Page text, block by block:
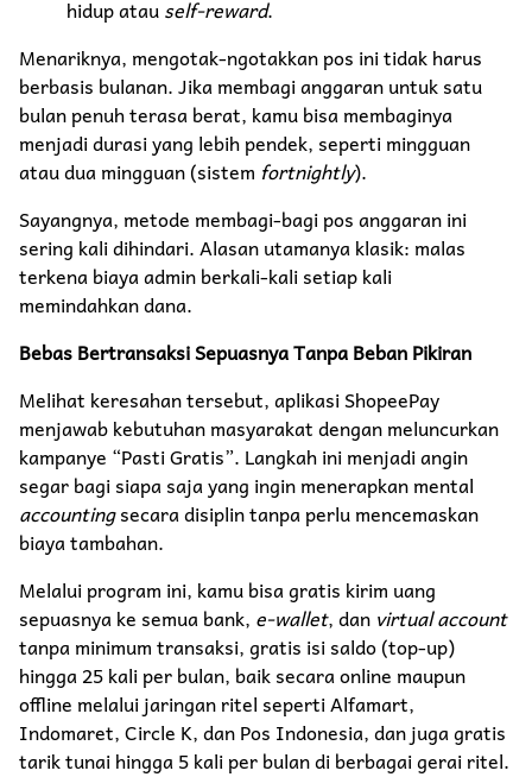
hidup atauself-reward.
​Menariknya, mengotak-ngotakkan pos ini tidak harus
berbasis bulanan. Jika membagi anggaran untuk satu
bulan penuh terasa berat, kamu bisa membaginya
menjadi durasi yang lebih pendek, seperti mingguan
atau dua mingguan (sistem fortnightly).
​Sayangnya, metode membagi-bagi pos anggaran ini
sering kali dihindari. Alasan utamanya klasik: malas
terkena biaya admin berkali-kali setiap kali
memindahkan dana.
​Bebas Bertransaksi Sepuasnya Tanpa Beban Pikiran
​Melihat keresahan tersebut, aplikasi ShopeePay
menjawab kebutuhan masyarakat dengan meluncurkan
kampanye “Pasti Gratis”. Langkah ini menjadi angin
segar bagi siapa saja yang ingin menerapkan mental
accountingsecara disiplin tanpa perlu mencemaskan
biaya tambahan.
​Melalui program ini, kamu bisa gratis kirim uang
sepuasnya ke semua bank, e-wallet, dan virtual account
tanpa minimum transaksi, gratis isi saldo (top-up)
hingga 25 kali per bulan, baik secara online maupun
offline melalui jaringan ritel seperti Alfamart,
Indomaret, Circle K, dan Pos Indonesia, dan juga gratis
tarik tunai hingga 5 kali per bulan di berbagai gerai ritel.